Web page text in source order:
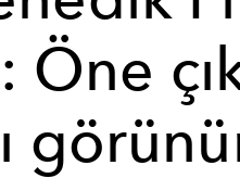
Öne